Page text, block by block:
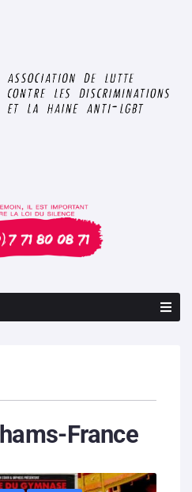
France